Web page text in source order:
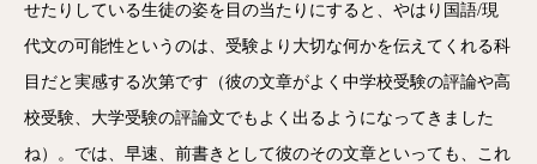
せたりしている生徒の姿を目の当たりにすると、やはり国語/現
代文の可能性というのは、受験より大切な何かを伝えてくれる科
目だと実感する次第です（彼の文章がよく中学校受験の評論や高
校受験、大学受験の評論文でもよく出るようになってきました
ね）。では、早速、前書きとして彼のその文章といっても、これ